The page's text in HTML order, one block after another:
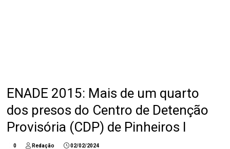
ENADE 2015: Mais de um quarto
dos presos do Centro de Detenção
Provisória (CDP) de Pinheiros I
0 Redação 02/02/2024